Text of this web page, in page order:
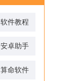
软件教程
安卓助手
算命软件